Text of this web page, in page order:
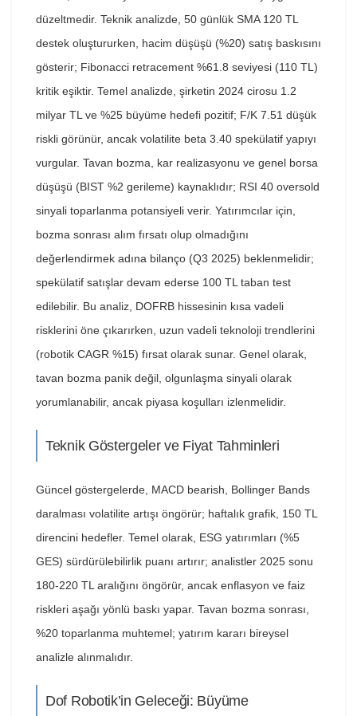
düzeltmedir. Teknik analizde, 50 günlük SMA 120 TL
destek oluştururken, hacim düşüşü (%20) satış baskısını
gösterir; Fibonacci retracement %61.8 seviyesi (110 TL)
kritik eşiktir. Temel analizde, şirketin 2024 cirosu 1.2
milyar TL ve %25 büyüme hedefi pozitif; F/K 7.51 düşük
riskli görünür, ancak volatilite beta 3.40 spekülatif yapıyı
vurgular. Tavan bozma, kar realizasyonu ve genel borsa
düşüşü (BIST %2 gerileme) kaynaklıdır; RSI 40 oversold
sinyali toparlanma potansiyeli verir. Yatırımcılar için,
bozma sonrası alım fırsatı olup olmadığını
değerlendirmek adına bilanço (Q3 2025) beklenmelidir;
spekülatif satışlar devam ederse 100 TL taban test
edilebilir. Bu analiz, DOFRB hissesinin kısa vadeli
risklerini öne çıkarırken, uzun vadeli teknoloji trendlerini
(robotik CAGR %15) fırsat olarak sunar. Genel olarak,
tavan bozma panik değil, olgunlaşma sinyali olarak
yorumlanabilir, ancak piyasa koşulları izlenmelidir.
Teknik Göstergeler ve Fiyat Tahminleri
Güncel göstergelerde, MACD bearish, Bollinger Bands
daralması volatilite artışı öngörür; haftalık grafik, 150 TL
direncini hedefler. Temel olarak, ESG yatırımları (%5
GES) sürdürülebilirlik puanı artırır; analistler 2025 sonu
180-220 TL aralığını öngörür, ancak enflasyon ve faiz
riskleri aşağı yönlü baskı yapar. Tavan bozma sonrası,
%20 toparlanma muhtemel; yatırım kararı bireysel
analizle alınmalıdır.
Dof Robotik’in Geleceği: Büyüme